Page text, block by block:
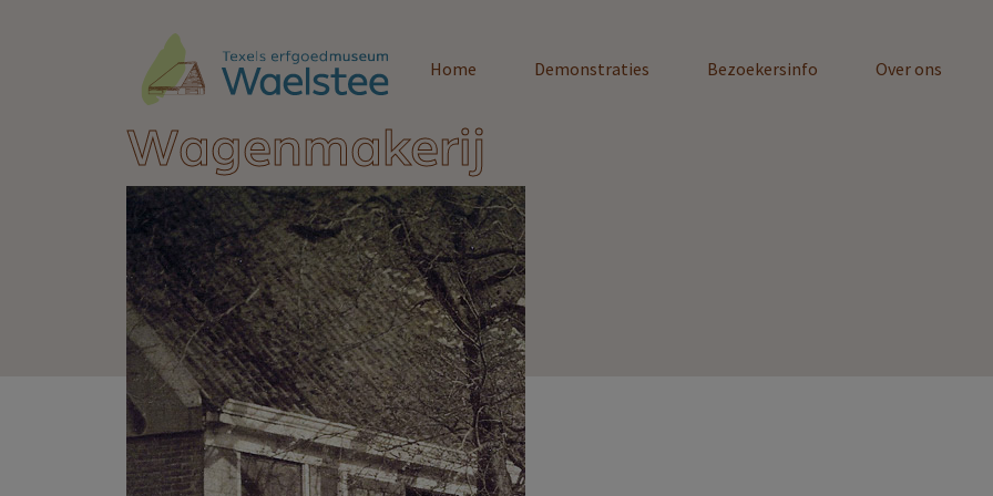
Home Demonstraties Bezoekersinfo Over ons
Wagenmakerij